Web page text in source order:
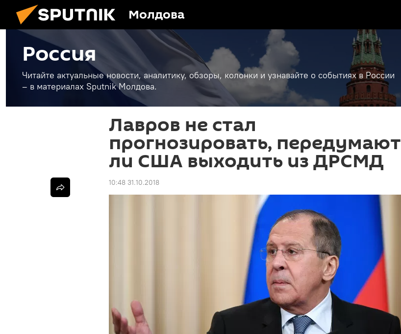
Молдова
Россия
Читайте актуальные новости, аналитику, обзоры, колонки и узнавайте о событиях в России
– в материалах Sputnik Молдова.
Лавров не стал
прогнозировать, передумают
ли США выходить из ДРСМД
10:48 31.10.2018